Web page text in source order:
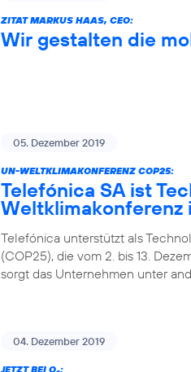
ZITAT MARKUS HAAS, CEO:
Wir gestalten die
05. Dezember 2019
UN-WELTKLIMAKONFERENZ COP25:
Telefónica SA ist
Weltklimakonferenz
Telefónica unterstützt als
(COP25), die vom 2. bis 13.
sorgt das Unternehmen unter
04. Dezember 2019
JETZT BEI O :